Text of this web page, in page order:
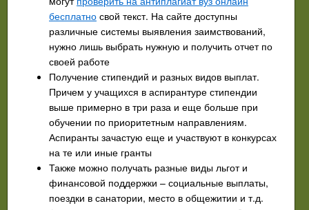
бесплатно свой текст. На сайте доступны
различные системы выявления заимствований,
нужно лишь выбрать нужную и получить отчет по
своей работе
Получение стипендий и разных видов выплат.
Причем у учащихся в аспирантуре стипендии
выше примерно в три раза и еще больше при
обучении по приоритетным направлениям.
Аспиранты зачастую еще и участвуют в конкурсах
на те или иные гранты
Также можно получать разные виды льгот и
финансовой поддержки – социальные выплаты,
поездки в санатории, место в общежитии и т.д.